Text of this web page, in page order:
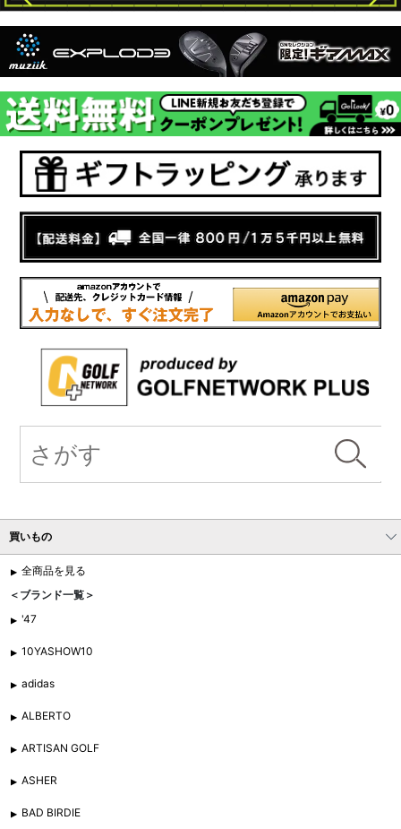
買いもの
全商品を見る
＜ブランド一覧＞
'47
10YASHOW10
adidas
ALBERTO
ARTISAN GOLF
ASHER
BAD BIRDIE